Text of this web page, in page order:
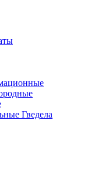
Гведела